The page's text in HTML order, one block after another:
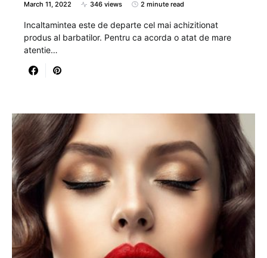
March 11, 2022 346 views 2 minute read
Incaltamintea este de departe cel mai achizitionat
produs al barbatilor. Pentru ca acorda o atat de mare
atentie…